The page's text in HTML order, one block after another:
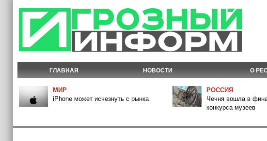
ГЛАВНАЯ НОВОСТИ О
МИР
iPhone может исчезнуть с рынка
РОССИЯ
Чечня вошла в
конкурса музеев